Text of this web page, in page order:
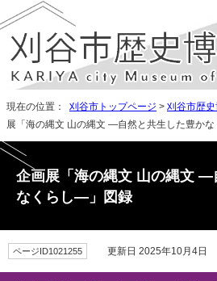
現在の位置： 刈谷市トップページ > 刈谷市歴
展「海の縄文 山の縄文 ―自然と共生した豊か
企画展「海の縄文 山の縄文 ―
なくらし―」図録
ページID1021255 更新日 2025年10月4日